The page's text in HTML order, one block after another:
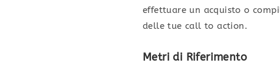
effettuare un acquisto o
delle tue call to action.
Metri di Riferimento